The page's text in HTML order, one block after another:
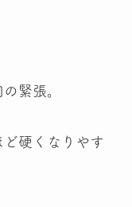
緊張。
硬くなりやす